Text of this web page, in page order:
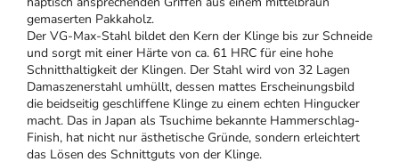
gemaserten Pakkaholz.
Der VG-Max-Stahl bildet den Kern der Klinge bis zur Schneide
und sorgt mit einer Härte von ca. 61 HRC für eine hohe
Schnitthaltigkeit der Klingen. Der Stahl wird von 32 Lagen
Damaszenerstahl umhüllt, dessen mattes Erscheinungsbild
die beidseitig geschliffene Klinge zu einem echten Hingucker
macht. Das in Japan als Tsuchime bekannte Hammerschlag-
Finish, hat nicht nur ästhetische Gründe, sondern erleichtert
das Lösen des Schnittguts von der Klinge.